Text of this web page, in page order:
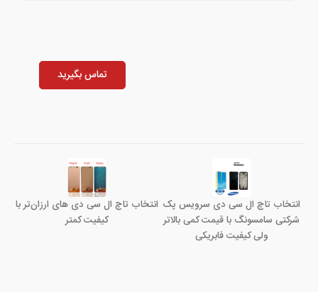
تماس بگیرید
انتخاب تاچ ال سی دی سرویس پک
شرکتی سامسونگ با قیمت کمی بالاتر
ولی کیفیت فابریکی
انتخاب تاچ ال سی دی های ارزان‌تر با
کیفیت کمتر